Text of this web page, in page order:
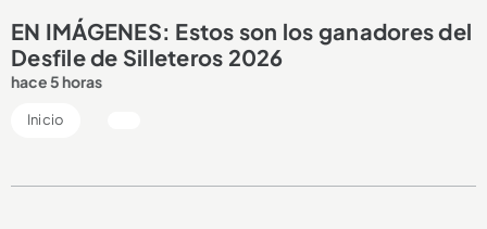
EN IMÁGENES: Estos son los ganadores del
Desfile de Silleteros 2026
hace 5 horas
Inicio